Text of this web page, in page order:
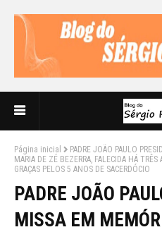
Página inicial
PADRE JOÃO PAULO
MARIA DE ZÉ BEZERRA, FALECIDA HÁ
GRAÇAS PELOS 5 ANOS DE SACERDÓCIO
PADRE JOÃO
MISSA EM